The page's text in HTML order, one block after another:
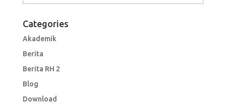
Categories
Akademik
Berita
Berita RH 2
Blog
Download